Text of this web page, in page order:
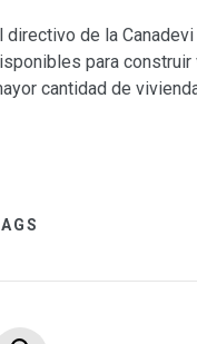
directivo de la
para
cantidad de